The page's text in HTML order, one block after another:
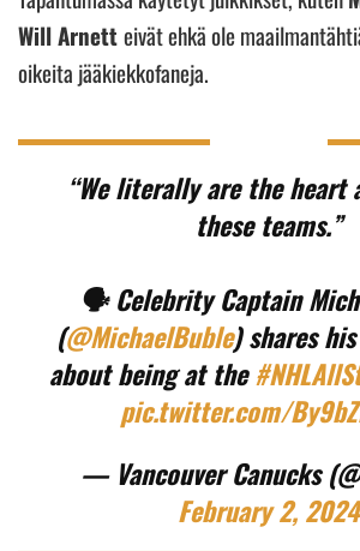
Will Arnetteivät ehkä ole
oikeita jääkiekkofaneja.
“We literally are the heart
these teams.”
🗣️ Celebrity Captain
(@MichaelBuble) shares
about being at the
pic.twitter.com/
— Vancouver Canucks
February 2, 2024